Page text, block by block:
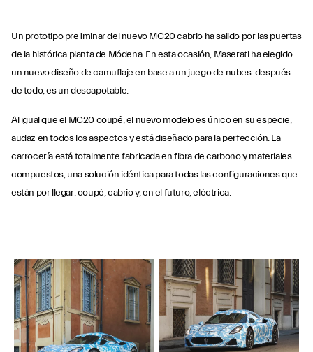
Un prototipo preliminar del nuevo MC20 cabrio ha salido por las puertas
de la histórica planta de Módena. En esta ocasión, Maserati ha elegido
un nuevo diseño de camuflaje en base a un juego de nubes: después
de todo, es un descapotable.
Al igual que el MC20 coupé, el nuevo modelo es único en su especie,
audaz en todos los aspectos y está diseñado para la perfección. La
carrocería está totalmente fabricada en fibra de carbono y materiales
compuestos, una solución idéntica para todas las configuraciones que
están por llegar: coupé, cabrio y, en el futuro, eléctrica.